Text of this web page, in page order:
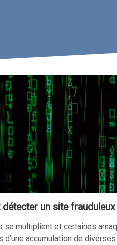
un site
multiplient et certaines
accumulation de